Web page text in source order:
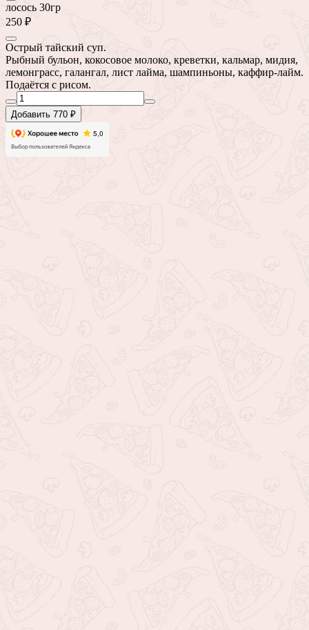
лосось 30гр
250 ₽
Острый тайский суп.
Рыбный бульон, кокосовое молоко, креветки, кальмар, мидия,
лемонграсс, галангал, лист лайма, шампиньоны, каффир-лайм.
Подаётся с рисом.
Добавить 770 ₽